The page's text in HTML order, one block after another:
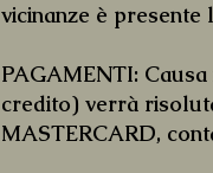
vicinanze è presente
PAGAMENTI:
credito) verrà
MASTERCARD,